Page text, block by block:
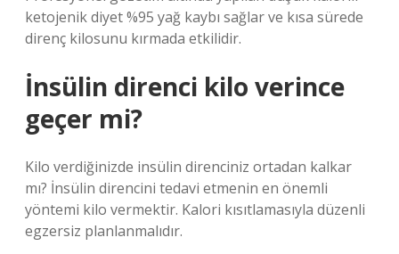
ketojenik diyet %95 yağ kaybı sağlar ve kısa sürede
direnç kilosunu kırmada etkilidir.
İnsülin direnci kilo verince
geçer mi?
Kilo verdiğinizde insülin direnciniz ortadan kalkar
mı? İnsülin direncini tedavi etmenin en önemli
yöntemi kilo vermektir. Kalori kısıtlamasıyla düzenli
egzersiz planlanmalıdır.